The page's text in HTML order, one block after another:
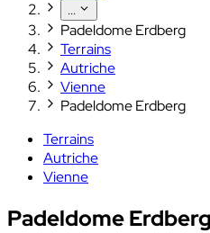
...
Padeldome Erdberg
Terrains
Autriche
Vienne
Padeldome Erdberg
Terrains
Autriche
Vienne
Padeldome Erdberg